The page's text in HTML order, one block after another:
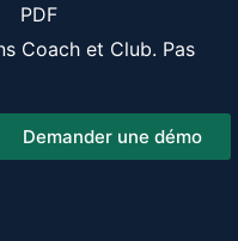
PDF
Coach et Club. Pas
Demander une démo